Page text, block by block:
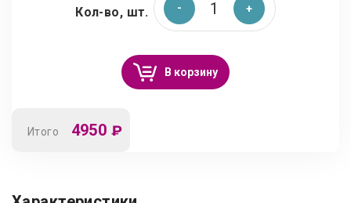
Кол-во, шт.
В корзину
Итого 4950 ₽